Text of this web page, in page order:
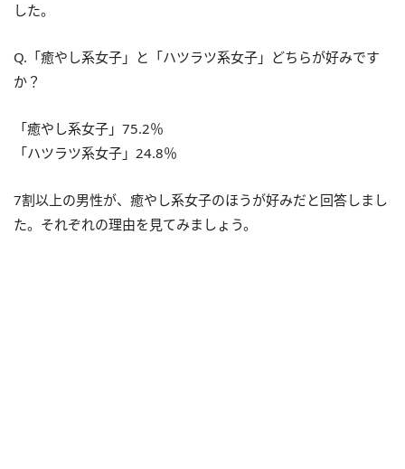
した。
Q.「癒やし系女子」と「ハツラツ系女子」どちらが好みです
か？
「癒やし系女子」75.2％
「ハツラツ系女子」24.8％
7割以上の男性が、癒やし系女子のほうが好みだと回答しまし
た。それぞれの理由を見てみましょう。